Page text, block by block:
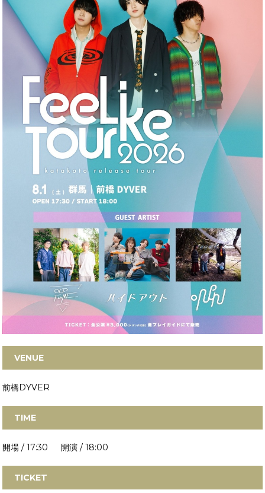
VENUE
前橋DYVER
TIME
開場 / 17:30 開演 / 18:00
TICKET